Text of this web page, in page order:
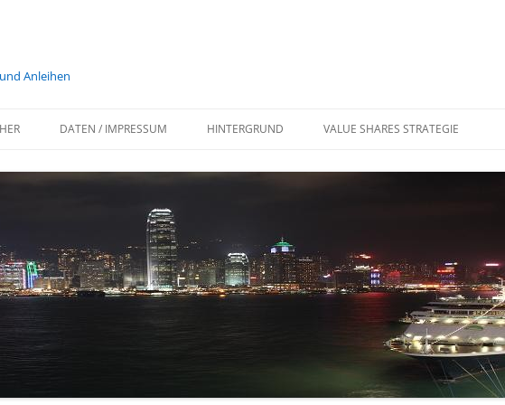
Anleihen
DATEN / IMPRESSUM HINTERGRUND VALUE SHARES STRATEGIE